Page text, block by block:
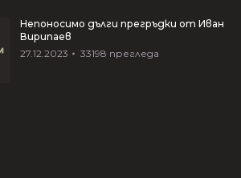
Непоносимо дълги прегръдки от Иван
Вирипаев
27.12.2023
33198 прегледа